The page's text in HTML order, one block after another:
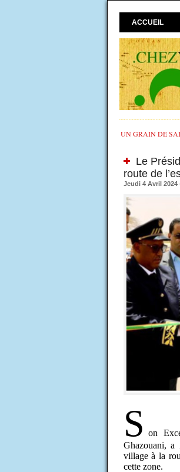
ACCUEIL
UN GRAIN DE
Le
route de
Jeudi 4 Avril 2024
S on
Ghazouani,
village à la
cette zone.